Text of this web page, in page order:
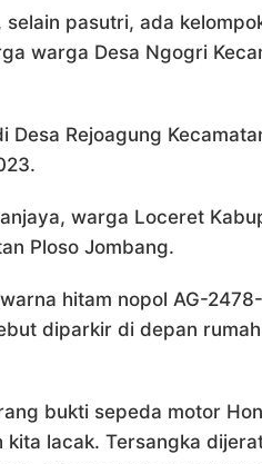
selain pasutri, ada
warga Desa Ngogri
Desa Rejoagung
warga Loceret
Ploso Jombang.
hitam nopol AG-
diparkir di depan
bukti sepeda motor
kita lacak. Tersangka